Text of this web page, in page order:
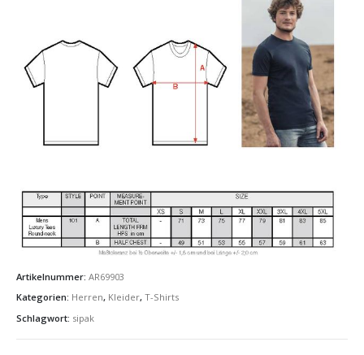
Artikelnummer: AR69903
Kategorien: Herren, Kleider, T-Shirts
Schlagwort: sipak